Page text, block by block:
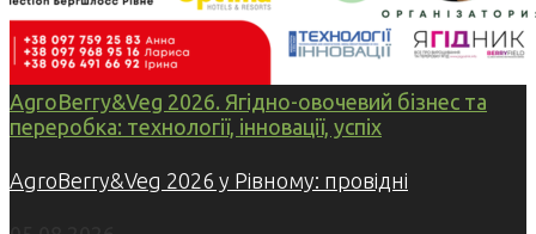
AgroBerry&Veg 2026. Ягідно-овочевий бізнес та
переробка: технології, інновації, успіх
AgroBerry&Veg 2026 у Рівному: провідні